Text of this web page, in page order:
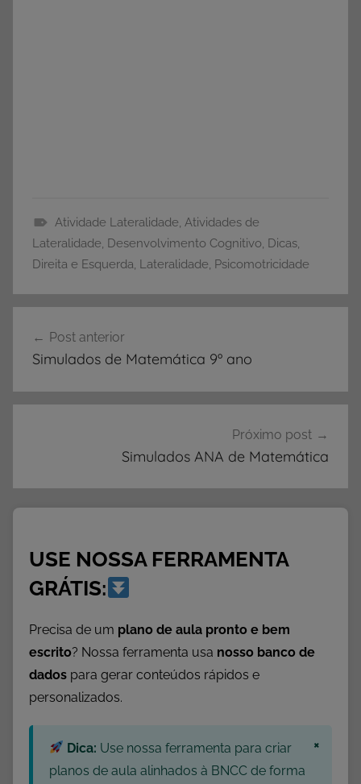
D
i
a
L
a
a
d
e
Atividade Lateralidade, Atividades de
Lateralidade, Desenvolvimento Cognitivo, Dicas,
Direita e Esquerda, Lateralidade, Psicomotricidade
de
Post anterior
Simulados de Matemática 9º ano
Próximo post
Simulados ANA de Matemática
USE NOSSA FERRAMENTA
GRÁTIS:
Precisa de um plano de aula pronto e bem
escrito? Nossa ferramenta usa nosso banco de
dados para gerar conteúdos rápidos e
personalizados.
Dica: Use nossa ferramenta para criar
planos de aula alinhados à BNCC de forma
×